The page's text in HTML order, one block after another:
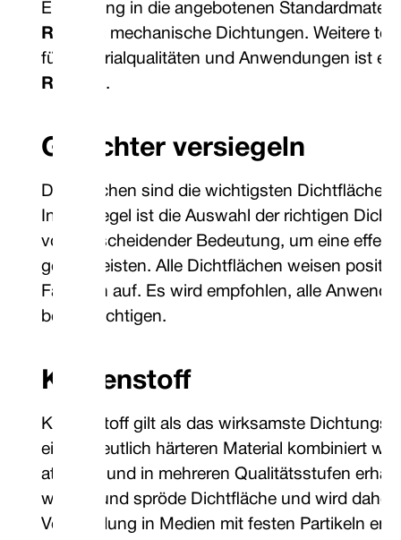
Einführung in die angebotenen
Robben
mechanische Dichtungen. Weitere
für Materialqualitäten und Anwendungen ist
Robben .
Gesichter versiegeln
Dichtflächen sind die wichtigsten Dichtflächen
In der Regel ist die Auswahl der richtigen
von entscheidender Bedeutung, um eine
gewährleisten. Alle Dichtflächen weisen
Faktoren auf. Es wird empfohlen, alle
berücksichtigen.
Kohlenstoff
Kohlenstoff gilt als das wirksamste
einem deutlich härteren Material kombiniert
attraktiv und in mehreren Qualitätsstufen
weiche und spröde Dichtfläche und wird daher
Verwendung in Medien mit festen Partikeln